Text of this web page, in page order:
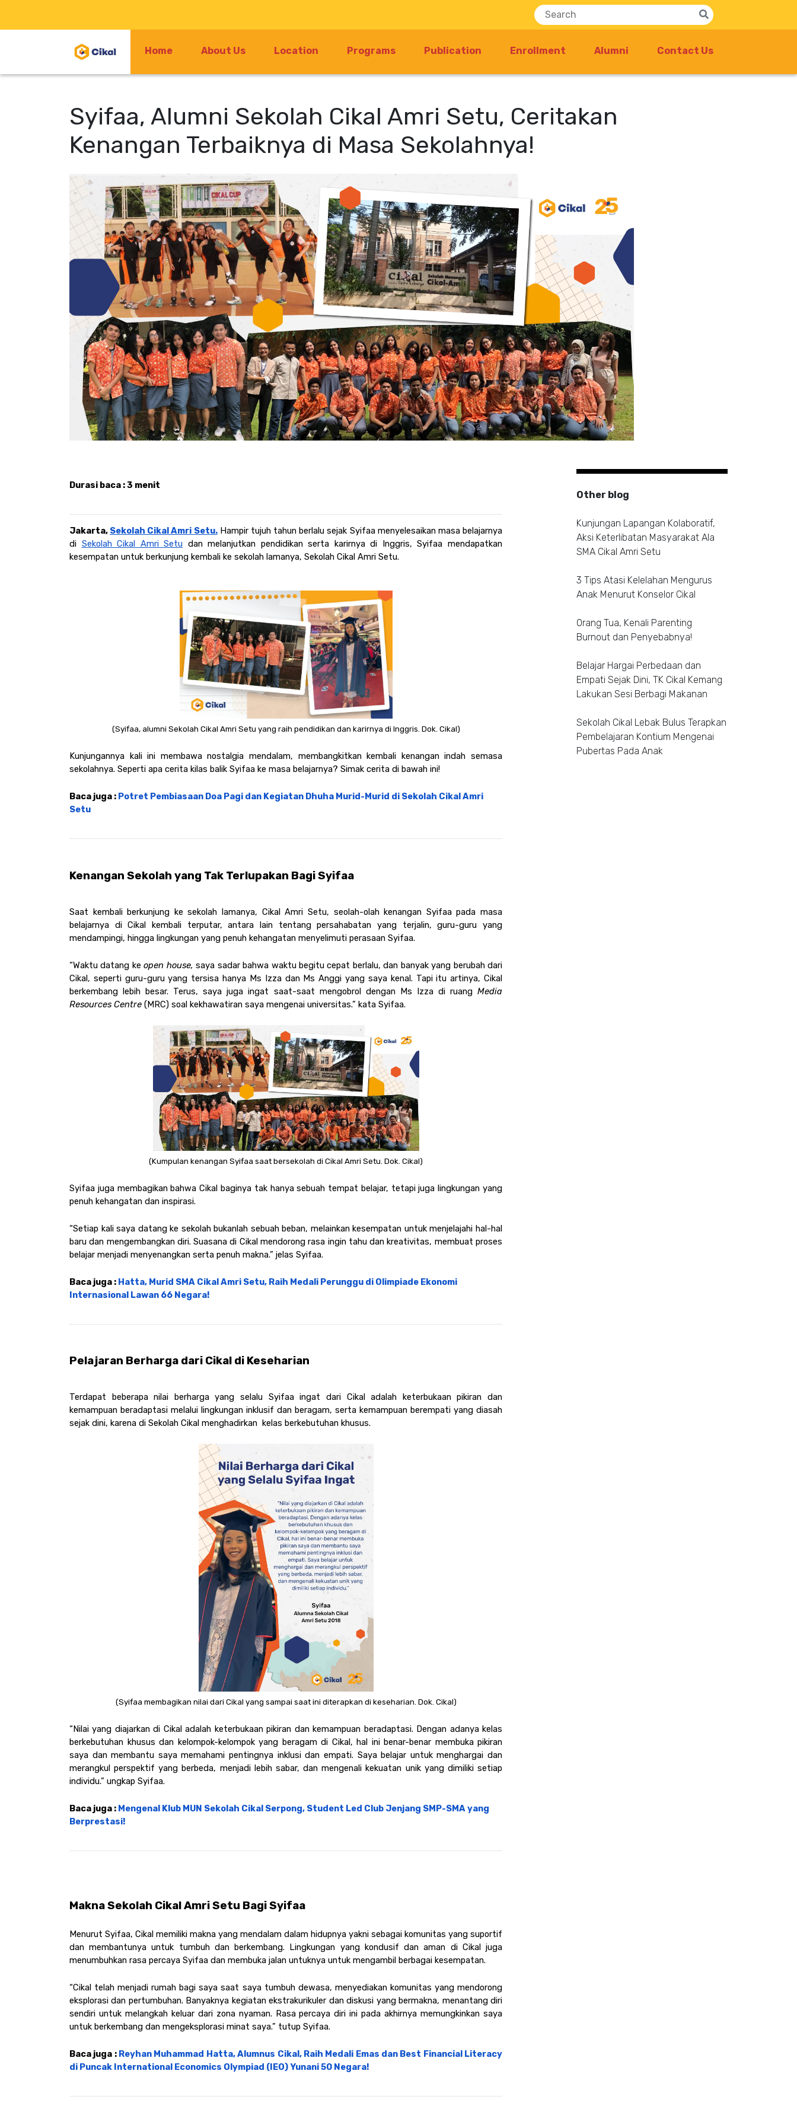
Home About Us Location Programs Publication Enrollment Alumni Contact Us
Syifaa, Alumni Sekolah Cikal Amri Setu, Ceritakan
Kenangan Terbaiknya di Masa Sekolahnya!
Durasi baca : 3 menit
Jakarta, Sekolah Cikal Amri Setu. Hampir tujuh tahun berlalu sejak Syifaa menyelesaikan masa belajarnya
di Sekolah Cikal Amri Setu dan melanjutkan pendidikan serta karirnya di Inggris, Syifaa mendapatkan
kesempatan untuk berkunjung kembali ke sekolah lamanya, Sekolah Cikal Amri Setu.
(Syifaa, alumni Sekolah Cikal Amri Setu yang raih pendidikan dan karirnya di Inggris. Dok. Cikal)
Kunjungannya kali ini membawa nostalgia mendalam, membangkitkan kembali kenangan indah semasa
sekolahnya. Seperti apa cerita kilas balik Syifaa ke masa belajarnya? Simak cerita di bawah ini!
Baca juga : Potret Pembiasaan Doa Pagi dan Kegiatan Dhuha Murid-Murid di Sekolah Cikal Amri
Setu
Kenangan Sekolah yang Tak Terlupakan Bagi Syifaa
Saat kembali berkunjung ke sekolah lamanya, Cikal Amri Setu, seolah-olah kenangan Syifaa pada masa
belajarnya di Cikal kembali terputar, antara lain tentang persahabatan yang terjalin, guru-guru yang
mendampingi, hingga lingkungan yang penuh kehangatan menyelimuti perasaan Syifaa.
“Waktu datang ke open house, saya sadar bahwa waktu begitu cepat berlalu, dan banyak yang berubah dari
Cikal, seperti guru-guru yang tersisa hanya Ms Izza dan Ms Anggi yang saya kenal. Tapi itu artinya, Cikal
berkembang lebih besar. Terus, saya juga ingat saat-saat mengobrol dengan Ms Izza di ruang Media
Resources Centre (MRC) soal kekhawatiran saya mengenai universitas.” kata Syifaa.
(Kumpulan kenangan Syifaa saat bersekolah di Cikal Amri Setu. Dok. Cikal)
Syifaa juga membagikan bahwa Cikal baginya tak hanya sebuah tempat belajar, tetapi juga lingkungan yang
penuh kehangatan dan inspirasi.
“Setiap kali saya datang ke sekolah bukanlah sebuah beban, melainkan kesempatan untuk menjelajahi hal-hal
baru dan mengembangkan diri. Suasana di Cikal mendorong rasa ingin tahu dan kreativitas, membuat proses
belajar menjadi menyenangkan serta penuh makna.” jelas Syifaa.
Baca juga : Hatta, Murid SMA Cikal Amri Setu, Raih Medali Perunggu di Olimpiade Ekonomi
Internasional Lawan 66 Negara!
Pelajaran Berharga dari Cikal di Keseharian
Terdapat beberapa nilai berharga yang selalu Syifaa ingat dari Cikal adalah keterbukaan pikiran dan
kemampuan beradaptasi melalui lingkungan inklusif dan beragam, serta kemampuan berempati yang diasah
sejak dini, karena di Sekolah Cikal menghadirkan  kelas berkebutuhan khusus.
(Syifaa membagikan nilai dari Cikal yang sampai saat ini diterapkan di keseharian. Dok. Cikal)
“Nilai yang diajarkan di Cikal adalah keterbukaan pikiran dan kemampuan beradaptasi. Dengan adanya kelas
berkebutuhan khusus dan kelompok-kelompok yang beragam di Cikal, hal ini benar-benar membuka pikiran
saya dan membantu saya memahami pentingnya inklusi dan empati. Saya belajar untuk menghargai dan
merangkul perspektif yang berbeda, menjadi lebih sabar, dan mengenali kekuatan unik yang dimiliki setiap
individu.” ungkap Syifaa.
Baca juga : Mengenal Klub MUN Sekolah Cikal Serpong, Student Led Club Jenjang SMP-SMA yang
Berprestasi!
Makna Sekolah Cikal Amri Setu Bagi Syifaa
Menurut Syifaa, Cikal memiliki makna yang mendalam dalam hidupnya yakni sebagai komunitas yang suportif
dan membantunya untuk tumbuh dan berkembang. Lingkungan yang kondusif dan aman di Cikal juga
menumbuhkan rasa percaya Syifaa dan membuka jalan untuknya untuk mengambil berbagai kesempatan.
“Cikal telah menjadi rumah bagi saya saat saya tumbuh dewasa, menyediakan komunitas yang mendorong
eksplorasi dan pertumbuhan. Banyaknya kegiatan ekstrakurikuler dan diskusi yang bermakna, menantang diri
sendiri untuk melangkah keluar dari zona nyaman. Rasa percaya diri ini pada akhirnya memungkinkan saya
untuk berkembang dan mengeksplorasi minat saya.” tutup Syifaa.
Baca juga : Reyhan Muhammad Hatta, Alumnus Cikal, Raih Medali Emas dan Best Financial Literacy
di Puncak International Economics Olympiad (IEO) Yunani 50 Negara!
Other blog
Kunjungan Lapangan Kolaboratif,
Aksi Keterlibatan Masyarakat Ala
SMA Cikal Amri Setu
3 Tips Atasi Kelelahan Mengurus
Anak Menurut Konselor Cikal
Orang Tua, Kenali Parenting
Burnout dan Penyebabnya!
Belajar Hargai Perbedaan dan
Empati Sejak Dini, TK Cikal Kemang
Lakukan Sesi Berbagi Makanan
Sekolah Cikal Lebak Bulus Terapkan
Pembelajaran Kontium Mengenai
Pubertas Pada Anak